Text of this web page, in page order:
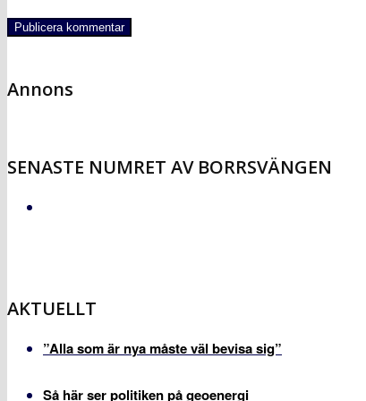
Annons
SENASTE NUMRET AV BORRSVÄNGEN
AKTUELLT
”Alla som är nya måste väl bevisa sig”
Så här ser politiken på geoenergi